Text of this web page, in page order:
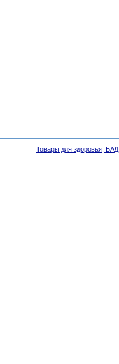
Товары для здоровья, БАД